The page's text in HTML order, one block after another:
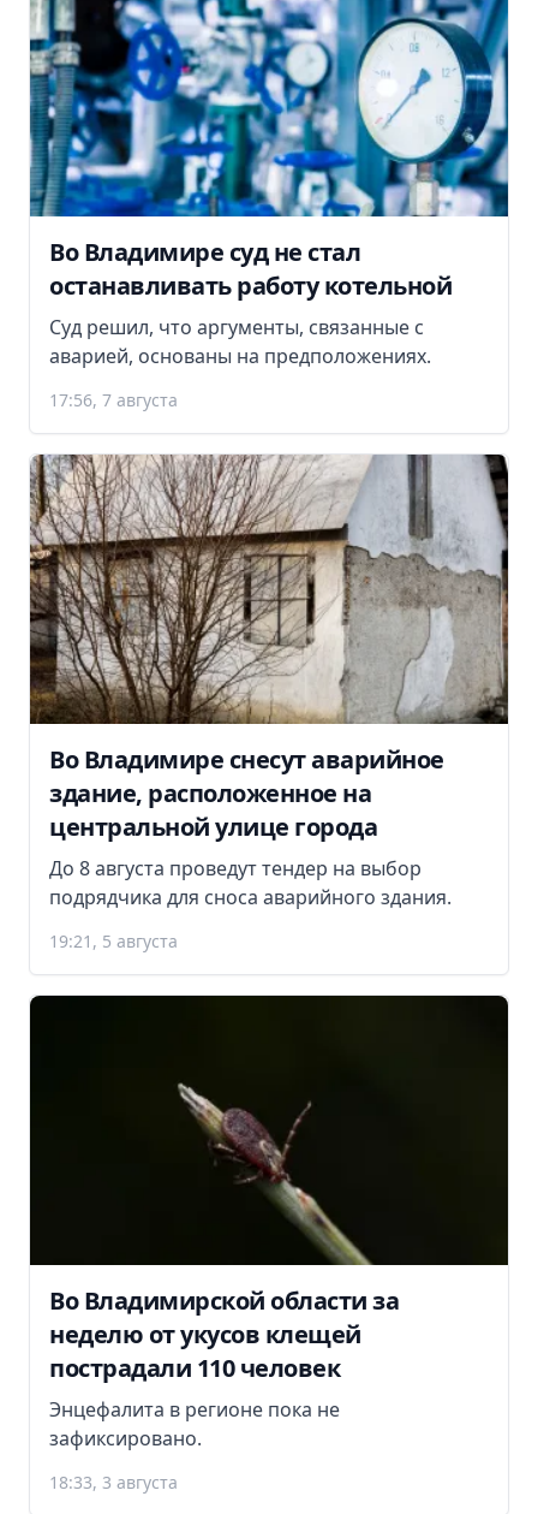
Во Владимире суд не стал
останавливать работу котельной
Суд решил, что аргументы, связанные с
аварией, основаны на предположениях.
17:56, 7 августа
Во Владимире снесут аварийное
здание, расположенное на
центральной улице города
До 8 августа проведут тендер на выбор
подрядчика для сноса аварийного здания.
19:21, 5 августа
Во Владимирской области за
неделю от укусов клещей
пострадали 110 человек
Энцефалита в регионе пока не
зафиксировано.
18:33, 3 августа